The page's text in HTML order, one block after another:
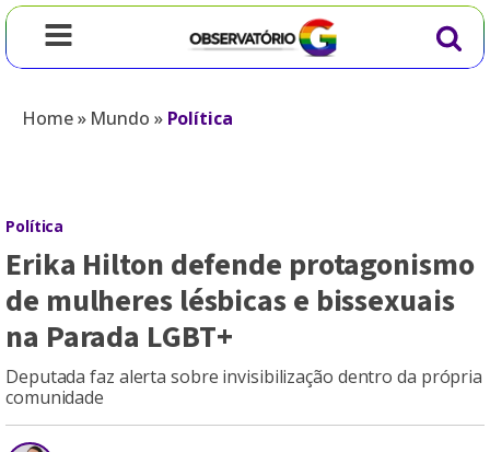
Home» Mundo » Política
Política
Erika Hilton defende protagonismo
de mulheres lésbicas e bissexuais
na Parada LGBT+
Deputada faz alerta sobre invisibilização dentro da própria
comunidade